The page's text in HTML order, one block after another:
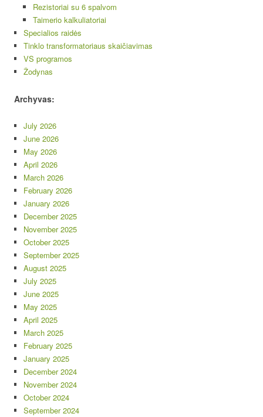
Rezistoriai su 6 spalvom
Taimerio kalkuliatoriai
Specialios raidės
Tinklo transformatoriaus skaičiavimas
VS programos
Žodynas
Archyvas:
July 2026
June 2026
May 2026
April 2026
March 2026
February 2026
January 2026
December 2025
November 2025
October 2025
September 2025
August 2025
July 2025
June 2025
May 2025
April 2025
March 2025
February 2025
January 2025
December 2024
November 2024
October 2024
September 2024